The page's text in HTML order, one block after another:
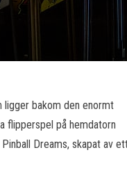
ligger bakom den enormt
flipperspel på hemdatorn
Dreams, skapat av